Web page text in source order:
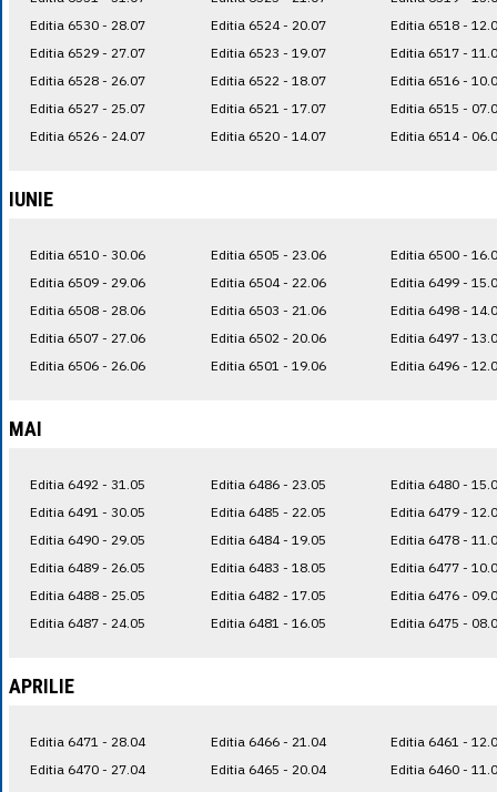
Editia 6530 - 28.07
Editia 6529 - 27.07
Editia 6528 - 26.07
Editia 6527 - 25.07
Editia 6526 - 24.07
Editia 6524 - 20.07
Editia 6523 - 19.07
Editia 6522 - 18.07
Editia 6521 - 17.07
Editia 6520 - 14.07
Editia 6518 -
Editia 6517 -
Editia 6516 -
Editia 6515 -
Editia 6514 -
IUNIE
Editia 6510 - 30.06
Editia 6509 - 29.06
Editia 6508 - 28.06
Editia 6507 - 27.06
Editia 6506 - 26.06
Editia 6505 - 23.06
Editia 6504 - 22.06
Editia 6503 - 21.06
Editia 6502 - 20.06
Editia 6501 - 19.06
Editia 6500 -
Editia 6499 -
Editia 6498 -
Editia 6497 -
Editia 6496 -
MAI
Editia 6492 - 31.05
Editia 6491 - 30.05
Editia 6490 - 29.05
Editia 6489 - 26.05
Editia 6488 - 25.05
Editia 6487 - 24.05
Editia 6486 - 23.05
Editia 6485 - 22.05
Editia 6484 - 19.05
Editia 6483 - 18.05
Editia 6482 - 17.05
Editia 6481 - 16.05
Editia 6480 -
Editia 6479 -
Editia 6478 -
Editia 6477 -
Editia 6476 -
Editia 6475 -
APRILIE
Editia 6471 - 28.04
Editia 6470 - 27.04
Editia 6466 - 21.04
Editia 6465 - 20.04
Editia 6461 -
Editia 6460 -